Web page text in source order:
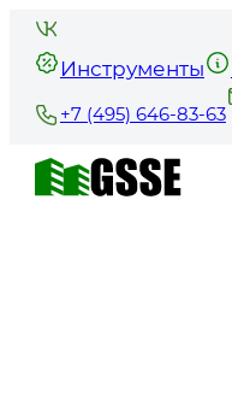
Инструменты
+7 (495) 646-83-63